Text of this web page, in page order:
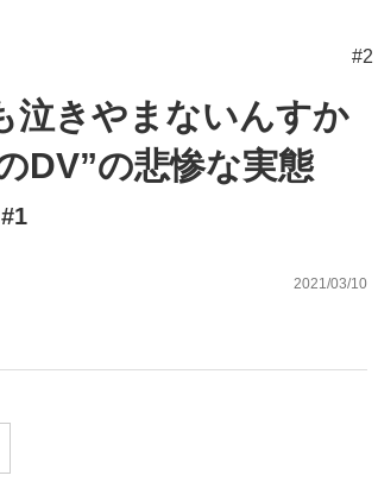
る
る
#2
泣きやまないんすか
DV”の悲惨な実態
2021/03/10